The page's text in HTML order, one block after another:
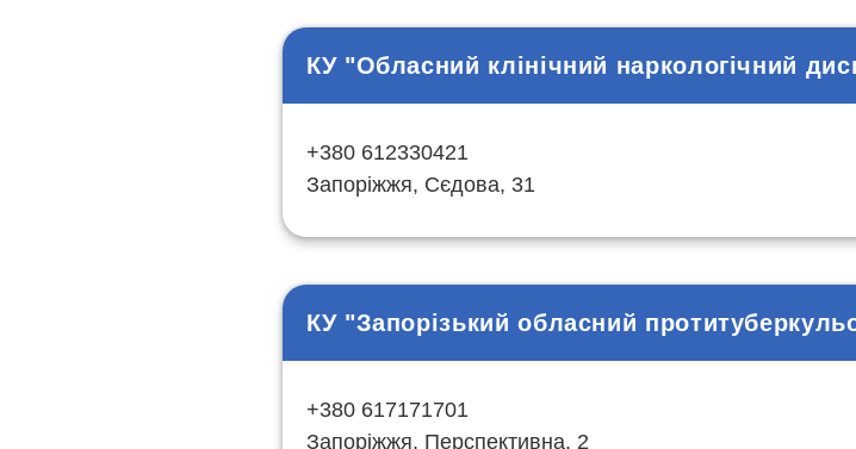
КУ "Обласний клінічний наркологічний
+380 612330421
Запоріжжя, Сєдова, 31
КУ "Запорізький обласний
+380 617171701
Запоріжжя, Перспективна, 2